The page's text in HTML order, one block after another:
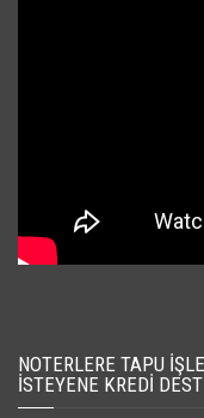
NOTERLERE TAPU
İSTEYENE KREDI